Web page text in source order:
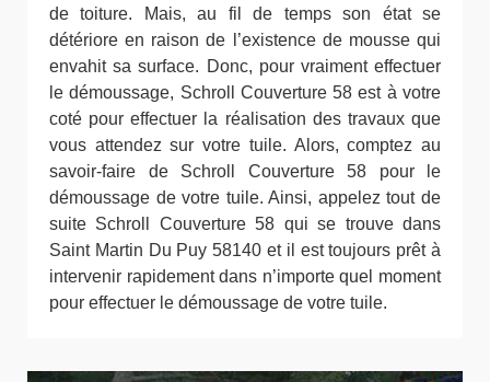
de toiture. Mais, au fil de temps son état se
détériore en raison de l’existence de mousse qui
envahit sa surface. Donc, pour vraiment effectuer
le démoussage, Schroll Couverture 58 est à votre
coté pour effectuer la réalisation des travaux que
vous attendez sur votre tuile. Alors, comptez au
savoir-faire de Schroll Couverture 58 pour le
démoussage de votre tuile. Ainsi, appelez tout de
suite Schroll Couverture 58 qui se trouve dans
Saint Martin Du Puy 58140 et il est toujours prêt à
intervenir rapidement dans n’importe quel moment
pour effectuer le démoussage de votre tuile.